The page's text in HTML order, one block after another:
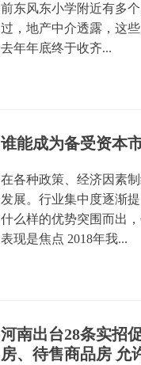
前东风东小学附近有多
过，地产中介透露，这
去年年底终于收齐...
谁能成为备受资本
在各种政策、经济因素
发展。行业集中度逐渐
什么样的优势突围而出
表现是焦点 2018年我...
河南出台28条实招
房、待售商品房 允